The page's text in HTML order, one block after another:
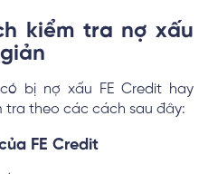
kiểm tra nợ xấu
bị nợ xấu FE Credit hay
tra theo các cách sau đây:
FE Credit